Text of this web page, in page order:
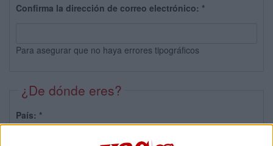
Confirma la dirección de correo electrónico: *
Para asegurar que no haya errores tipográficos
¿De dónde eres?
País: *